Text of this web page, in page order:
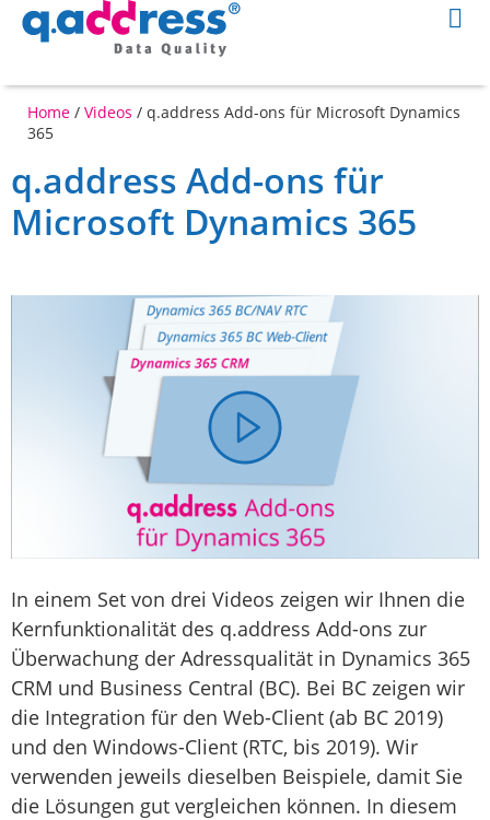
Home / Videos / q.address Add-ons für Microsoft Dynamics
365
q.address Add-ons für
Microsoft Dynamics 365
In einem Set von drei Videos zeigen wir Ihnen die
Kernfunktionalität des q.address Add-ons zur
Überwachung der Adressqualität in Dynamics 365
CRM und Business Central (BC). Bei BC zeigen wir
die Integration für den Web-Client (ab BC 2019)
und den Windows-Client (RTC, bis 2019). Wir
verwenden jeweils dieselben Beispiele, damit Sie
die Lösungen gut vergleichen können. In diesem